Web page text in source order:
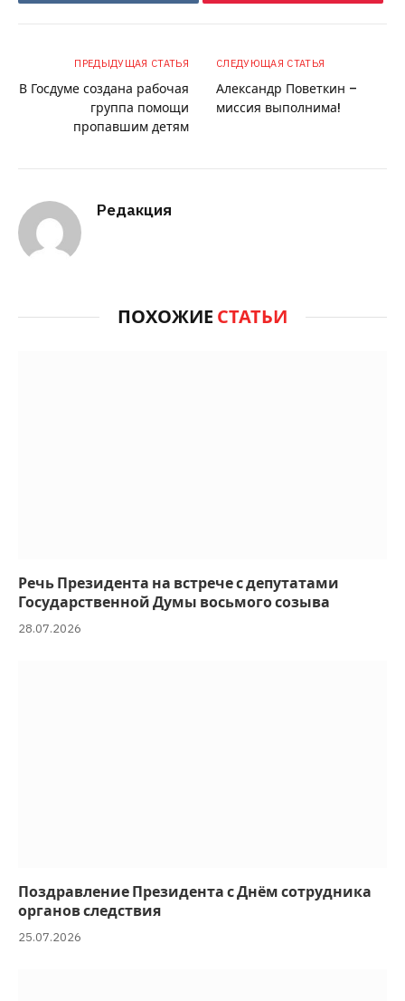
ПРЕДЫДУЩАЯ СТАТЬЯ
В Госдуме создана рабочая
группа помощи
пропавшим детям
СЛЕДУЮЩАЯ СТАТЬЯ
Александр Поветкин –
миссия выполнима!
Редакция
ПОХОЖИЕ СТАТЬИ
Речь Президента на встрече с депутатами
Государственной Думы восьмого созыва
28.07.2026
Поздравление Президента с Днём сотрудника
органов следствия
25.07.2026